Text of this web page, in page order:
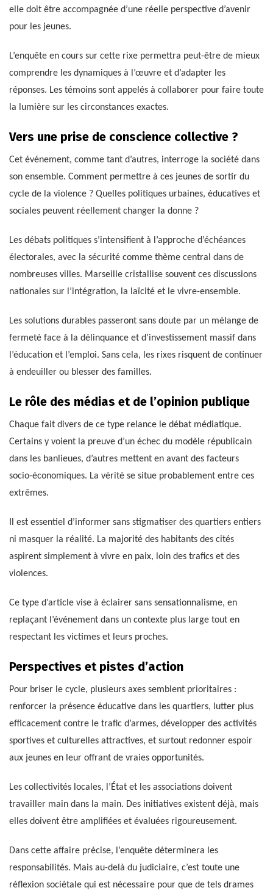
elle doit être accompagnée d’une réelle perspective d’avenir
pour les jeunes.
L’enquête en cours sur cette rixe permettra peut-être de mieux
comprendre les dynamiques à l’œuvre et d’adapter les
réponses. Les témoins sont appelés à collaborer pour faire toute
la lumière sur les circonstances exactes.
Vers une prise de conscience collective ?
Cet événement, comme tant d’autres, interroge la société dans
son ensemble. Comment permettre à ces jeunes de sortir du
cycle de la violence ? Quelles politiques urbaines, éducatives et
sociales peuvent réellement changer la donne ?
Les débats politiques s’intensifient à l’approche d’échéances
électorales, avec la sécurité comme thème central dans de
nombreuses villes. Marseille cristallise souvent ces discussions
nationales sur l’intégration, la laïcité et le vivre-ensemble.
Les solutions durables passeront sans doute par un mélange de
fermeté face à la délinquance et d’investissement massif dans
l’éducation et l’emploi. Sans cela, les rixes risquent de continuer
à endeuiller ou blesser des familles.
Le rôle des médias et de l’opinion publique
Chaque fait divers de ce type relance le débat médiatique.
Certains y voient la preuve d’un échec du modèle républicain
dans les banlieues, d’autres mettent en avant des facteurs
socio-économiques. La vérité se situe probablement entre ces
extrêmes.
Il est essentiel d’informer sans stigmatiser des quartiers entiers
ni masquer la réalité. La majorité des habitants des cités
aspirent simplement à vivre en paix, loin des trafics et des
violences.
Ce type d’article vise à éclairer sans sensationnalisme, en
replaçant l’événement dans un contexte plus large tout en
respectant les victimes et leurs proches.
Perspectives et pistes d’action
Pour briser le cycle, plusieurs axes semblent prioritaires :
renforcer la présence éducative dans les quartiers, lutter plus
efficacement contre le trafic d’armes, développer des activités
sportives et culturelles attractives, et surtout redonner espoir
aux jeunes en leur offrant de vraies opportunités.
Les collectivités locales, l’État et les associations doivent
travailler main dans la main. Des initiatives existent déjà, mais
elles doivent être amplifiées et évaluées rigoureusement.
Dans cette affaire précise, l’enquête déterminera les
responsabilités. Mais au-delà du judiciaire, c’est toute une
réflexion sociétale qui est nécessaire pour que de tels drames